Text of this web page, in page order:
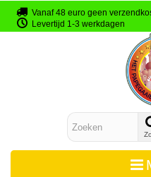
Vanaf 48 euro geen
Levertijd 1-3 werkdagen